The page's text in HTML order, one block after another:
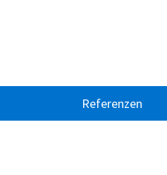
Referenzen